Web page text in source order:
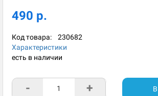
490 р.
Код товара: 230682
Характеристики
есть в наличии
- +